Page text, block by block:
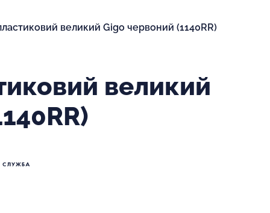
великий Gigo червоний (1140RR)
великий